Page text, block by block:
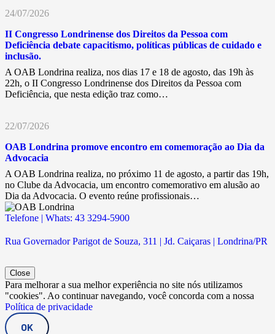
24/07/2026
II Congresso Londrinense dos Direitos da Pessoa com
Deficiência debate capacitismo, políticas públicas de cuidado e
inclusão.
A OAB Londrina realiza, nos dias 17 e 18 de agosto, das 19h às
22h, o II Congresso Londrinense dos Direitos da Pessoa com
Deficiência, que nesta edição traz como…
22/07/2026
OAB Londrina promove encontro em comemoração ao Dia da
Advocacia
A OAB Londrina realiza, no próximo 11 de agosto, a partir das 19h,
no Clube da Advocacia, um encontro comemorativo em alusão ao
Dia da Advocacia. O evento reúne profissionais…
Telefone | Whats: 43 3294-5900
Rua Governador Parigot de Souza, 311 | Jd. Caiçaras | Londrina/PR
Close
Para melhorar a sua melhor experiência no site nós utilizamos
"cookies". Ao continuar navegando, você concorda com a nossa
Política de privacidade
OK